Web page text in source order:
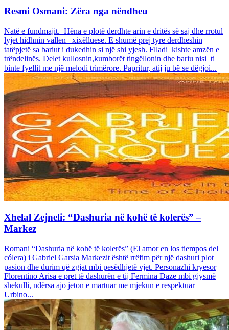
Resmi Osmani: Zëra nga nëndheu
Natë e fundmajit. Hëna e plotë derdhte arin e dritës së saj dhe rrotul
lyjet hidhnin vallen xixëlluese. E shumë prej tyre derdheshin
tatëpjetë sa bariut i dukedhin si një shi yjesh. Flladi kishte amzën e
trëndelinës. Delet kullosnin,kumborët tingëllonin dhe bariu nisi ti
binte fyellit me një melodi trimërore. Papritur, atij ju bë se dëgjoi...
Xhelal Zejneli: “Dashuria në kohë të kolerës” –
Markez
Romani “Dashuria në kohë të kolerës” (El amor en los tiempos del
cólera) i Gabriel Garsia Markezit është rrëfim për një dashuri plot
pasion dhe durim që zgjat mbi pesëdhjetë vjet. Personazhi kryesor
Florentino Arisa e pret të dashurën e tij Fermina Daze mbi gjysmë
shekulli, ndërsa ajo jeton e martuar me mjekun e respektuar
Urbino...